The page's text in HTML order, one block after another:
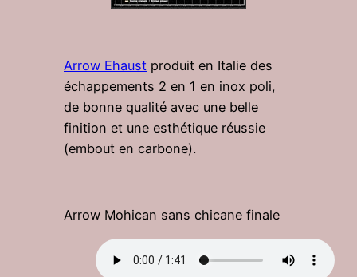
Arrow Ehaust produit en Italie des
échappements 2 en 1 en inox poli,
de bonne qualité avec une belle
finition et une esthétique réussie
(embout en carbone).
Arrow Mohican sans chicane finale